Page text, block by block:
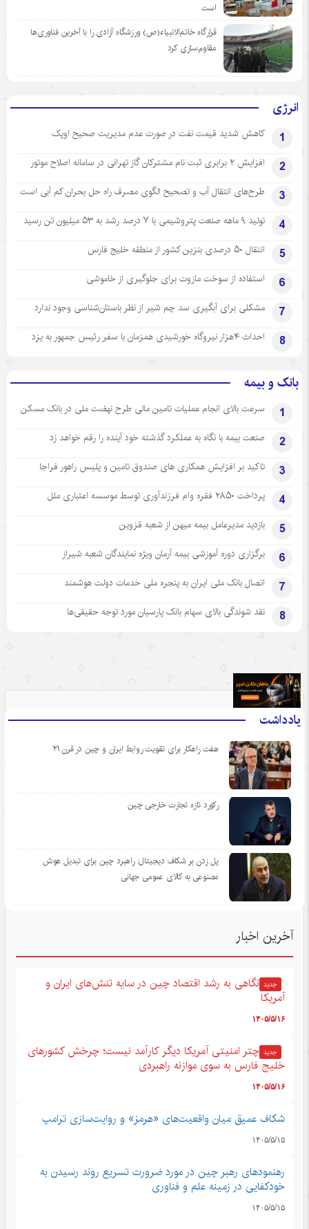
است
قرارگاه خاتم‌الانبیاء(ص) ورزشگاه آزادی را با آخرین فناوری‌ها
مقاوم‌سازی کرد
انرژی
1 کاهش شدید قیمت نفت در صورت عدم مدیریت صحیح اوپک
2 افزایش ۲ برابری ثبت نام مشترکان گاز تهرانی‌ در سامانه اصلاح موتور
3 طرح‌های انتقال آب و تصحیح الگوی مصرف راه حل بحران کم آبی است
4 تولید ۹ ماهه صنعت پتروشیمی با ۷ درصد رشد به ۵۳ میلیون تن رسید
5 انتقال ۵۰ درصدی بنزین کشور از منطقه خلیج فارس
6 استفاده از سوخت مازوت برای جلوگیری از خاموشی
7 مشکلی برای آبگیری سد چم شیر از نظر باستان‌شناسی وجود ندارد
8 احداث ۴هزار نیروگاه خورشیدی همزمان با سفر رئیس جمهور به یزد
بانک و بیمه
1 سرعت بالای انجام عملیات تامین مالی طرح نهضت ملی در بانک مسکن
2 صنعت بیمه با نگاه به عملکرد گذشته خود آینده را رقم خواهد زد
3 تاکید بر افزایش همکاری های صندوق تامین و پلیس راهور فراجا
4 پرداخت ۲۸۵۰ فقره وام فرزندآوری توسط موسسه اعتباری ملل
5 بازدید مدیرعامل بیمه میهن از شعبه قزوین
6 برگزاری دوره آموزشی بیمه آرمان ویژه نمایندگان شعبه شیراز
7 اتصال بانک ملی ایران به پنجره ملی خدمات دولت هوشمند
8 نقد شوندگی بالای سهام بانک پارسیان مورد توجه حقیقی‌ها
یادداشت
هفت راهکار برای تقویت روابط ایران و چین در قرن ۲۱
رکورد تازه تجارت خارجی چین
پل زدن بر شکاف دیجیتال: راهبرد چین برای تبدیل هوش
مصنوعی به کالای عمومی جهانی
.
آخرین اخبار
جدید نگاهی به رشد اقتصاد چین در سایه تنش‌های ایران و
آمریکا
۱۴۰۵/۵/۱۶
جدید چتر امنیتی آمریکا دیگر کارآمد نیست؛ چرخش کشورهای
خلیج فارس به سوی موازنه راهبردی
۱۴۰۵/۵/۱۶
شکاف عمیق میان واقعیت‌های «هرمز» و روایت‌سازی ترامپ
۱۴۰۵/۵/۱۵
رهنمودهای رهبر چین در مورد ضرورت تسریع روند رسیدن به
خودکفایی در زمینه علم و فناوری
۱۴۰۵/۵/۱۵